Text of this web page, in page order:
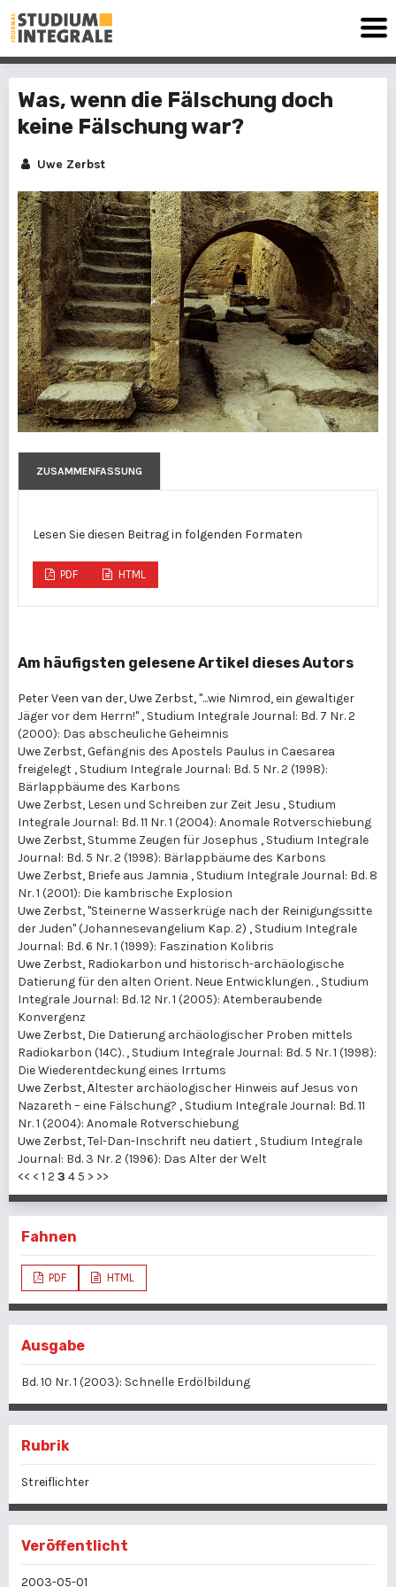
Was, wenn die Fälschung doch
keine Fälschung war?
Uwe Zerbst
ZUSAMMENFASSUNG
Lesen Sie diesen Beitrag in folgenden Formaten
PDF HTML
Am häufigsten gelesene Artikel dieses Autors
Peter Veen van der, Uwe Zerbst,"...wie Nimrod, ein gewaltiger
Jäger vor dem Herrn!" , Studium Integrale Journal: Bd. 7 Nr. 2
(2000): Das abscheuliche Geheimnis
Uwe Zerbst,Gefängnis des Apostels Paulus in Caesarea
freigelegt , Studium Integrale Journal: Bd. 5 Nr. 2 (1998):
Bärlappbäume des Karbons
Uwe Zerbst, Lesen und Schreiben zur Zeit Jesu , Studium
Integrale Journal: Bd. 11 Nr. 1 (2004): Anomale Rotverschiebung
Uwe Zerbst, Stumme Zeugen für Josephus , Studium Integrale
Journal: Bd. 5 Nr. 2 (1998): Bärlappbäume des Karbons
Uwe Zerbst, Briefe aus Jamnia , Studium Integrale Journal: Bd. 8
Nr. 1 (2001): Die kambrische Explosion
Uwe Zerbst,"Steinerne Wasserkrüge nach der Reinigungssitte
der Juden" (Johannesevangelium Kap. 2) , Studium Integrale
Journal: Bd. 6 Nr. 1 (1999): Faszination Kolibris
Uwe Zerbst, Radiokarbon und historisch-archäologische
Datierung für den alten Orient. Neue Entwicklungen. , Studium
Integrale Journal: Bd. 12 Nr. 1 (2005): Atemberaubende
Konvergenz
Uwe Zerbst, Die Datierung archäologischer Proben mittels
Radiokarbon (14C). , Studium Integrale Journal: Bd. 5 Nr. 1 (1998):
Die Wiederentdeckung eines Irrtums
Uwe Zerbst,Ältester archäologischer Hinweis auf Jesus von
Nazareth – eine Fälschung? , Studium Integrale Journal: Bd. 11
Nr. 1 (2004): Anomale Rotverschiebung
Uwe Zerbst,Tel-Dan-Inschrift neu datiert , Studium Integrale
Journal: Bd. 3 Nr. 2 (1996): Das Alter der Welt
<< < 1 2 3 4 5 > >>
Fahnen
PDF HTML
Ausgabe
Bd. 10 Nr. 1 (2003): Schnelle Erdölbildung
Rubrik
Streiflichter
Veröffentlicht
2003-05-01